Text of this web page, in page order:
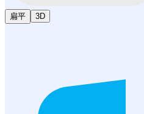
扁平 3D